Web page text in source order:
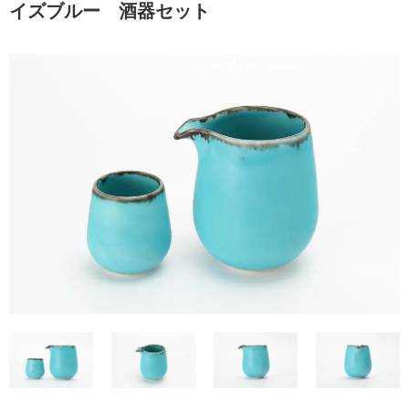
イズブルー 酒器セット